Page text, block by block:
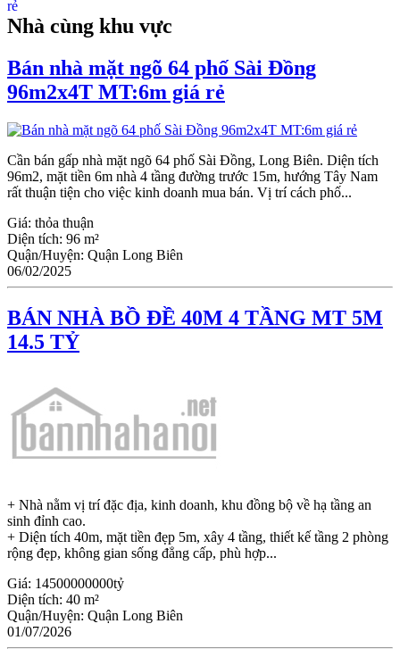
Nhà cùng khu vực
Bán nhà mặt ngõ 64 phố Sài Đồng
96m2x4T MT:6m giá rẻ
Cần bán gấp nhà mặt ngõ 64 phố Sài Đồng, Long Biên. Diện tích
96m2, mặt tiền 6m nhà 4 tầng đường trước 15m, hướng Tây Nam
rất thuận tiện cho việc kinh doanh mua bán. Vị trí cách phố...
Giá: thỏa thuận
Diện tích: 96 m²
Quận/Huyện: Quận Long Biên
06/02/2025
BÁN NHÀ BỒ ĐỀ 40M 4 TẦNG MT 5M
14.5 TỶ
+ Nhà nằm vị trí đặc địa, kinh doanh, khu đồng bộ về hạ tầng an
sinh đỉnh cao.
+ Diện tích 40m, mặt tiền đẹp 5m, xây 4 tầng, thiết kế tầng 2 phòng
rộng đẹp, không gian sống đẳng cấp, phù hợp...
Giá: 14500000000tỷ
Diện tích: 40 m²
Quận/Huyện: Quận Long Biên
01/07/2026